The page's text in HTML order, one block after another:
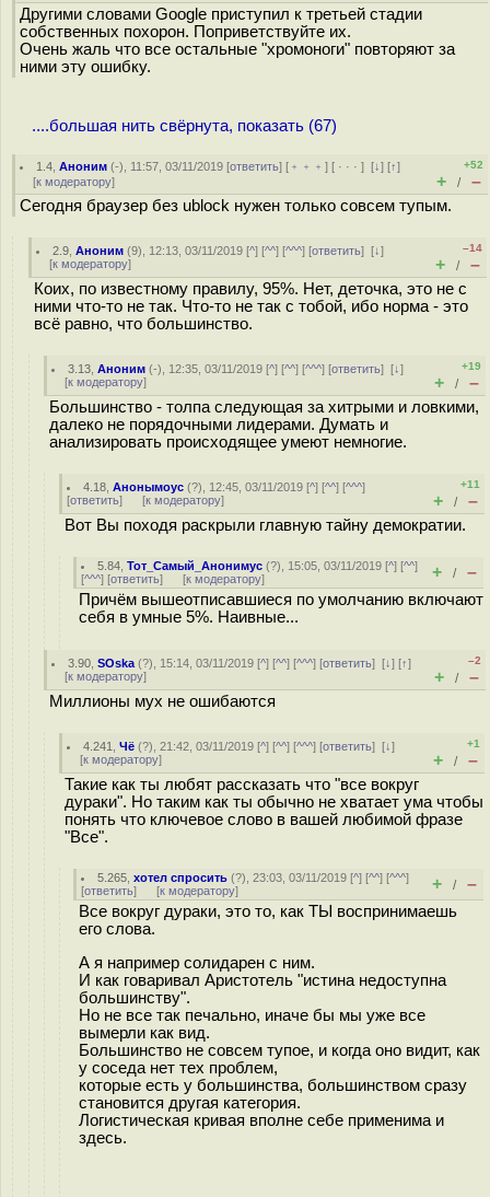
Другими словами Google приступил к третьей стадии
собственных похорон. Поприветствуйте их.
Очень жаль что все остальные "хромоноги" повторяют за
ними эту ошибку.
....большая нить свёрнута, показать (67)
1.4 ,Аноним (-), 11:57, 03/11/2019 [ответить] [ ﹢﹢﹢] [ · · ·][↓] [↑]
[к модератору]
+52
+ / –
Сегодня браузер без ublock нужен только совсем тупым.
2.9 ,Аноним (9), 12:13, 03/11/2019 [^] [^^] [^^^] [ответить][↓]
[к модератору]
–14
+ / –
Коих, по известному правилу, 95%. Нет, деточка, это не с
ними что-то не так. Что-то не так с тобой, ибо норма - это
всё равно, что большинство.
3.13 ,Аноним (-), 12:35, 03/11/2019 [^] [^^] [^^^] [ответить][↓]
[к модератору]
+19
+ / –
Большинство - толпа следующая за хитрыми и ловкими,
далеко не порядочными лидерами. Думать и
анализировать происходящее умеют немногие.
4.18 ,Анонымоус (?), 12:45, 03/11/2019 [^] [^^] [^^^]
[ответить] [к модератору]
+11
+ / –
Вот Вы походя раскрыли главную тайну демократии.
5.84 ,Тот_Самый_Анонимус (?), 15:05, 03/11/2019 [^] [^^]
[^^^] [ответить] [к модератору] + / –
Причём вышеотписавшиеся по умолчанию включают
себя в умные 5%. Наивные...
3.90 ,SOska (?), 15:14, 03/11/2019 [^] [^^] [^^^] [ответить][↓] [↑]
[к модератору]
–2
+ / –
Миллионы мух не ошибаются
4.241 ,Чё (?), 21:42, 03/11/2019 [^] [^^] [^^^] [ответить][↓]
[к модератору]
+1
+ / –
Такие как ты любят рассказать что "все вокруг
дураки". Но таким как ты обычно не хватает ума чтобы
понять что ключевое слово в вашей любимой фразе
"Все".
5.265 ,хотел спросить (?), 23:03, 03/11/2019 [^] [^^] [^^^]
[ответить] [к модератору] + / –
Все вокруг дураки, это то, как ТЫ воспринимаешь
его слова.
А я например солидарен с ним.
И как говаривал Аристотель "истина недоступна
большинству".
Но не все так печально, иначе бы мы уже все
вымерли как вид.
Большинство не совсем тупое, и когда оно видит, как
у соседа нет тех проблем,
которые есть у большинства, большинством сразу
становится другая категория.
Логистическая кривая вполне себе применима и
здесь.